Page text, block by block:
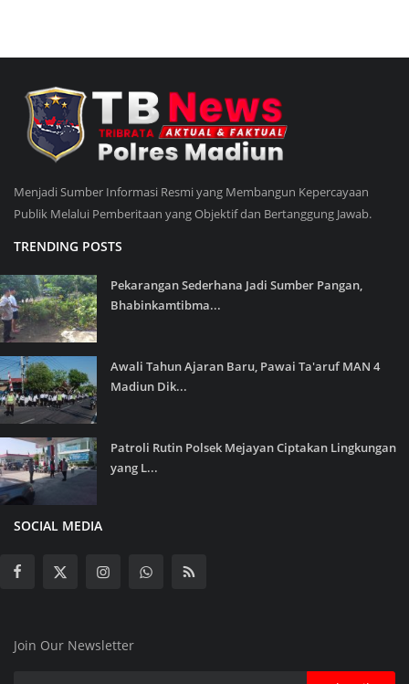
Menjadi Sumber Informasi Resmi yang Membangun Kepercayaan
Publik Melalui Pemberitaan yang Objektif dan Bertanggung Jawab.
TRENDING POSTS
Pekarangan Sederhana Jadi Sumber Pangan,
Bhabinkamtibma...
Awali Tahun Ajaran Baru, Pawai Ta'aruf MAN 4
Madiun Dik...
Patroli Rutin Polsek Mejayan Ciptakan Lingkungan
yang L...
SOCIAL MEDIA
Join Our Newsletter